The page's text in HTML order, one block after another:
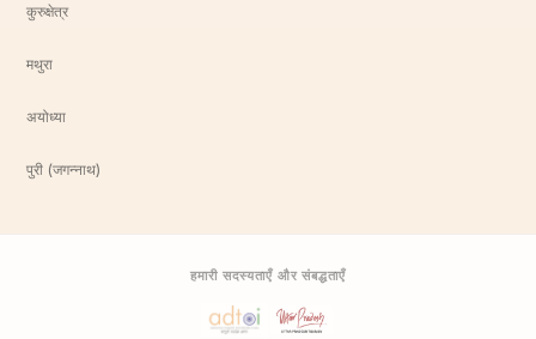
कुरुक्षेत्र
मथुरा
अयोध्या
पुरी (जगन्नाथ)
हमारी सदस्यताएँ और संबद्धताएँ